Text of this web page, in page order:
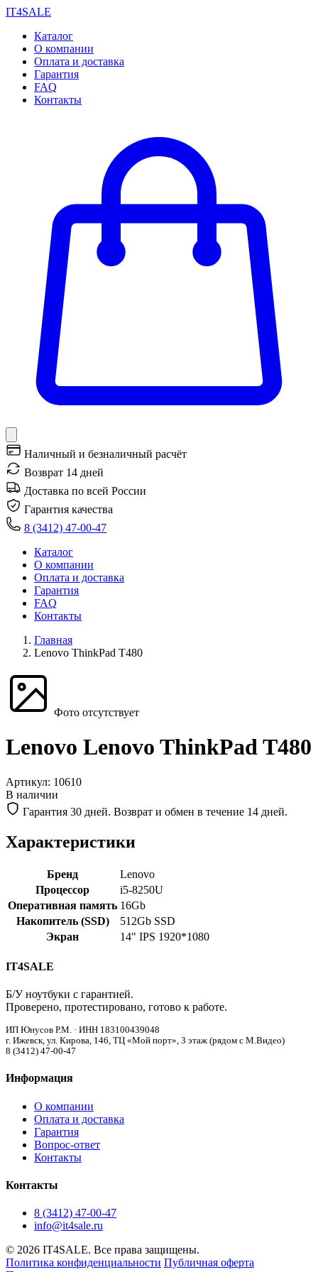
IT4SALE
Каталог
О компании
Оплата и доставка
Гарантия
FAQ
Контакты
Наличный и безналичный расчёт
Возврат 14 дней
Доставка по всей России
Гарантия качества
8 (3412) 47-00-47
Каталог
О компании
Оплата и доставка
Гарантия
FAQ
Контакты
Главная
Lenovo ThinkPad T480
Фото отсутствует
Lenovo Lenovo ThinkPad T480
Артикул: 10610
В наличии
Гарантия 30 дней. Возврат и обмен в течение 14 дней.
Характеристики
Бренд
Lenovo
Процессор
i5-8250U
Оперативная память 16Gb
Накопитель (SSD)
512Gb SSD
Экран
14" IPS 1920*1080
IT4SALE
Б/У ноутбуки с гарантией.
Проверено, протестировано, готово к работе.
ИП Юнусов Р.М. · ИНН 183100439048
г. Ижевск, ул. Кирова, 146, ТЦ «Мой порт», 3 этаж (рядом с М.Видео)
8 (3412) 47-00-47
Информация
О компании
Оплата и доставка
Гарантия
Вопрос-ответ
Контакты
Контакты
8 (3412) 47-00-47
info@it4sale.ru
© 2026 IT4SALE. Все права защищены.
Политика конфиденциальности Публичная оферта